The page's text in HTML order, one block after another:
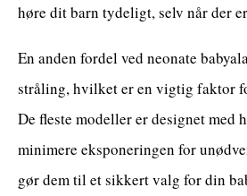
høre dit barn tydeligt, selv når der
En anden fordel ved neonate
stråling, hvilket er en vigtig faktor
De fleste modeller er designet med
minimere eksponeringen for
gør dem til et sikkert valg for din